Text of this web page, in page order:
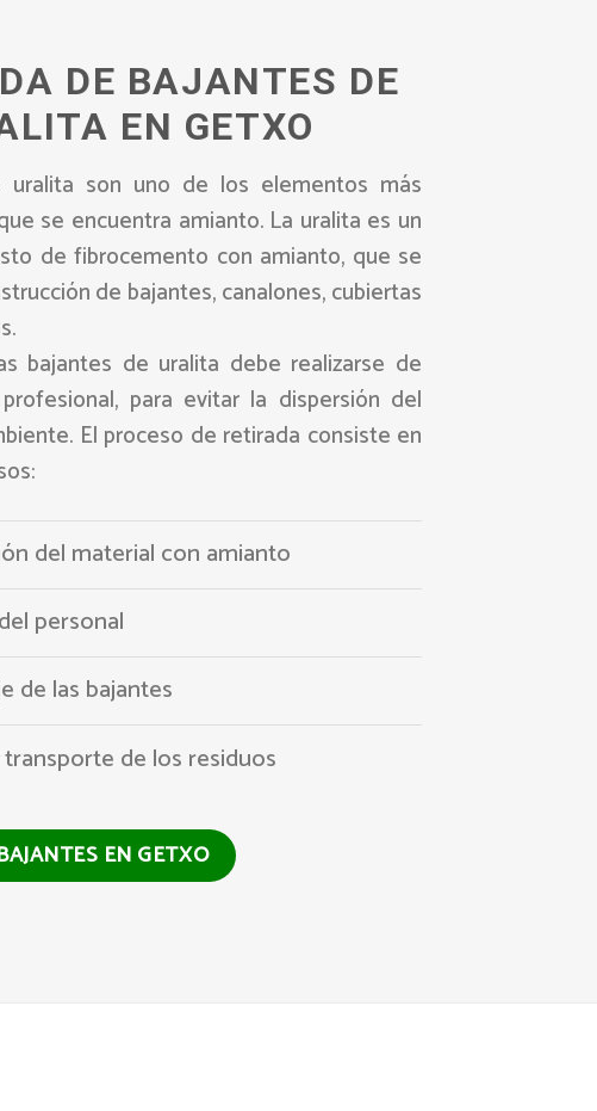
DE BAJANTES DE
EN GETXO
uralita son uno de los elementos más
se encuentra amianto. La uralita es un
de fibrocemento con amianto, que se
de bajantes, canalones, cubiertas
bajantes de uralita debe realizarse de
para evitar la dispersión del
El proceso de retirada consiste en
del material con amianto
personal
de las bajantes
transporte de los residuos
EN GETXO